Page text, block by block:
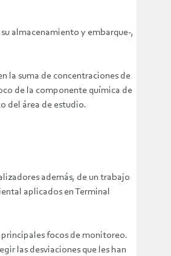
almacenamiento y embarque-,
la suma de concentraciones de
de la componente química de
del área de estudio.
además, de un trabajo
aplicados en Terminal
focos de monitoreo.
las desviaciones que les han